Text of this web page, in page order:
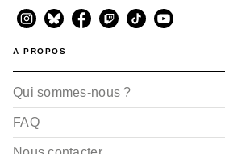
A PROPOS
Qui sommes-nous ?
FAQ